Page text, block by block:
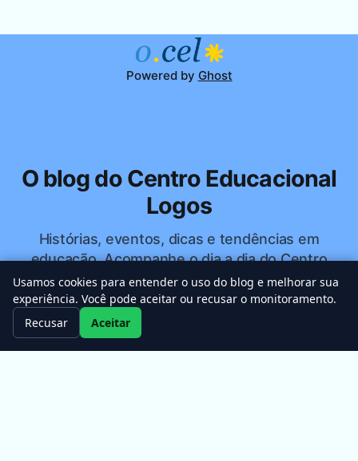
Powered by Ghost
O blog do Centro Educacional
Logos
Histórias, eventos, dicas e tendências em
educação. Acompanhe o dia a dia do Centro
Educacional Logos.
Usamos cookies para entender o uso do blog e melhorar sua
experiência. Você pode aceitar ou recusar o monitoramento.
Recusar
Aceitar